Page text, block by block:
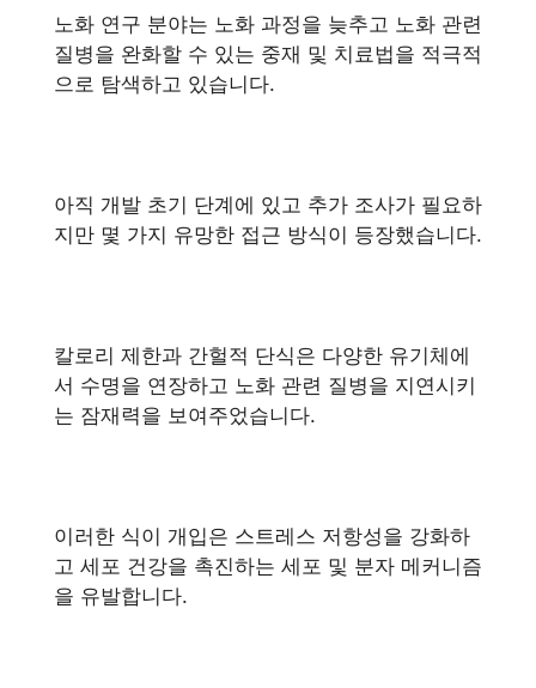
노화 연구 분야는 노화 과정을 늦추고 노화 관련
질병을 완화할 수 있는 중재 및 치료법을 적극적
으로 탐색하고 있습니다.
아직 개발 초기 단계에 있고 추가 조사가 필요하
지만 몇 가지 유망한 접근 방식이 등장했습니다.
칼로리 제한과 간헐적 단식은 다양한 유기체에
서 수명을 연장하고 노화 관련 질병을 지연시키
는 잠재력을 보여주었습니다.
이러한 식이 개입은 스트레스 저항성을 강화하
고 세포 건강을 촉진하는 세포 및 분자 메커니즘
을 유발합니다.